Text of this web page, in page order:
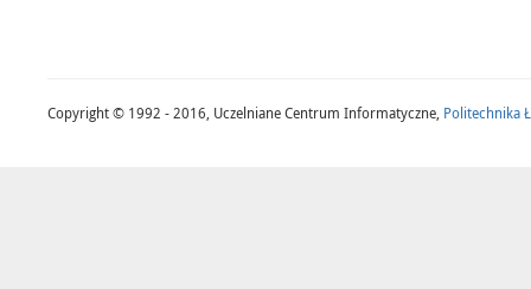
Copyright © 1992 - 2016, Uczelniane Centrum Informatyczne, Politechnika